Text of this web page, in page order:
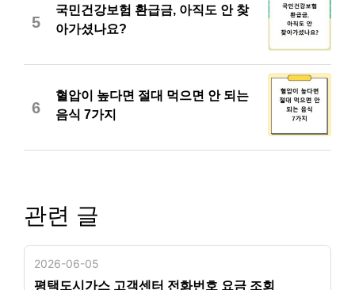
5
국민건강보험 환급금, 아직도 안 찾
아가셨나요?
6
혈압이 높다면 절대 먹으면 안 되는
음식 7가지
관련 글
2026-06-05
평택도시가스 고객센터 전화번호 요금 조회